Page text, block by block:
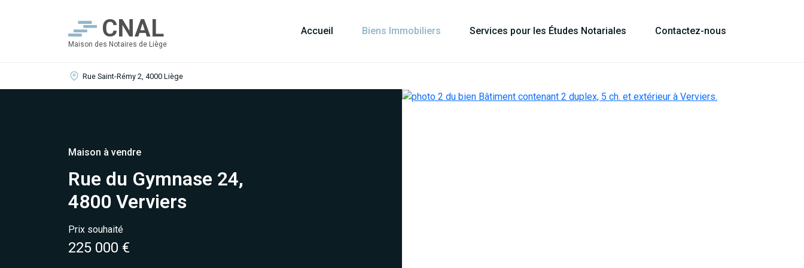
Rue Saint-Rémy 2, 4000 Liège
CNAL
Maison des Notaires de Liège
Accueil Biens Immobiliers Services pour les Études Notariales Contactez-nous
Maison à vendre
Rue du Gymnase 24,
4800 Verviers
Prix souhaité
225 000 €